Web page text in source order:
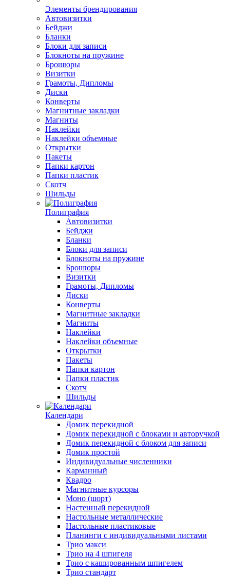
Элементы брендирования
Автовизитки
Бейджи
Бланки
Блоки для записи
Блокноты на пружине
Брошюры
Визитки
Грамоты, Дипломы
Диски
Конверты
Магнитные закладки
Магниты
Наклейки
Наклейки объемные
Открытки
Пакеты
Папки картон
Папки пластик
Скотч
Шильды
Полиграфия
Автовизитки
Бейджи
Бланки
Блоки для записи
Блокноты на пружине
Брошюры
Визитки
Грамоты, Дипломы
Диски
Конверты
Магнитные закладки
Магниты
Наклейки
Наклейки объемные
Открытки
Пакеты
Папки картон
Папки пластик
Скотч
Шильды
Календари
Домик перекидной
Домик перекидной с блоками и авторучкой
Домик перекидной с блоком для записи
Домик простой
Индивидуальные численники
Карманный
Квадро
Магнитные курсоры
Моно (шорт)
Настенный перекидной
Настольные металлические
Настольные пластиковые
Планинги с индивидуальными листами
Трио макси
Трио на 4 шпигеля
Трио с кашированным шпигелем
Трио стандарт